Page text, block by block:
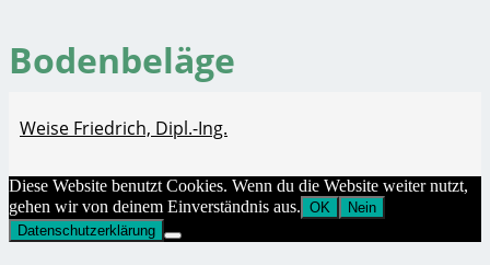
Bodenbeläge
Weise Friedrich, Dipl.-Ing.
Diese Website benutzt Cookies. Wenn du die Website weiter nutzt,
gehen wir von deinem Einverständnis aus. OK
Nein
Datenschutzerklärung